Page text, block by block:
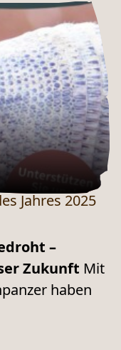
Jahres 2025
–
Zukunft Mit
haben